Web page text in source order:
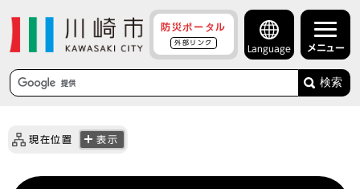
防災ポータル
外部リンク
Language メニュー
検索
現在位置 表示